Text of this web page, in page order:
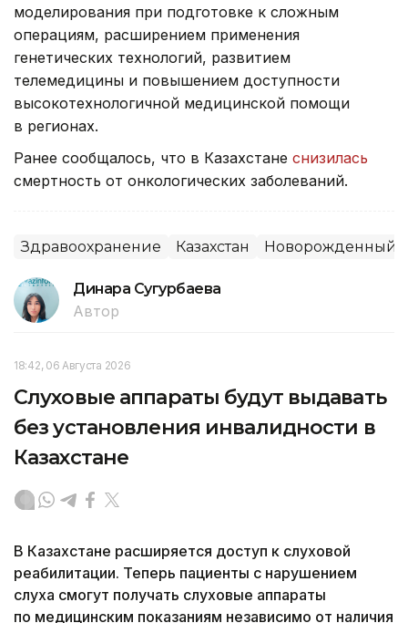
моделирования при подготовке к сложным
операциям, расширением применения
генетических технологий, развитием
телемедицины и повышением доступности
высокотехнологичной медицинской помощи
в регионах.
Ранее сообщалось, что в Казахстане снизилась
смертность от онкологических заболеваний.
Здравоохранение Казахстан Новорожденный
Динара Сугурбаева
Автор
18:42, 06 Августа 2026
Слуховые аппараты будут выдавать
без установления инвалидности в
Казахстане
В Казахстане расширяется доступ к слуховой
реабилитации. Теперь пациенты с нарушением
слуха смогут получать слуховые аппараты
по медицинским показаниям независимо от наличия